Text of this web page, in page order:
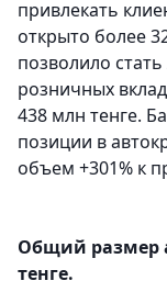
привлекать
открыто более
позволило
розничных
438 млн тенге.
позиции в
объем +301% к
Общий размер
тенге.